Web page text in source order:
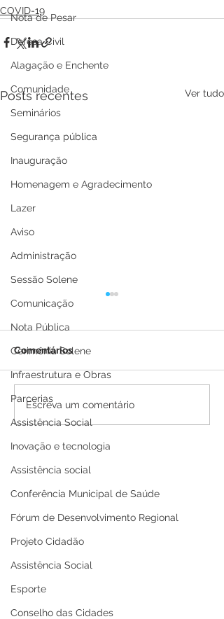
Nota de Pesar
Defesa Civil
Alagação e Enchente
Comunidade
Seminários
Segurança pública
Inauguração
Homenagem e Agradecimento
Lazer
Aviso
Administração
Sessão Solene
Comunicação
Nota Pública
Cerimônia Solene
Infraestrutura e Obras
Parcerias
Assistência Social
Inovação e tecnologia
Assistência social
Conferência Municipal de Saúde
Fórum de Desenvolvimento Regional
Projeto Cidadão
Assistência Social
Esporte
Conselho das Cidades
COVID-19
Posts recentes Ver tudo
Boletim Covid-19
atualizado, 25 de julho
Comentários
Escreva um comentário